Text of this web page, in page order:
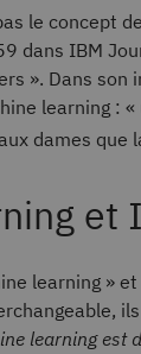
le concept
dans IBM
». Dans
learning :
dames que
et
learning »
learning est